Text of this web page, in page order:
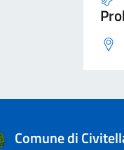
Comune di